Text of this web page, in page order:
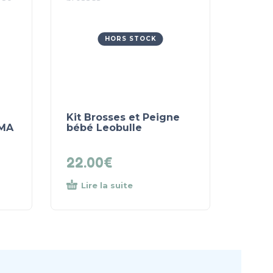
HORS STOCK
Kit Brosses et Peigne
bébé Leobulle
22.00€
Lire la suite